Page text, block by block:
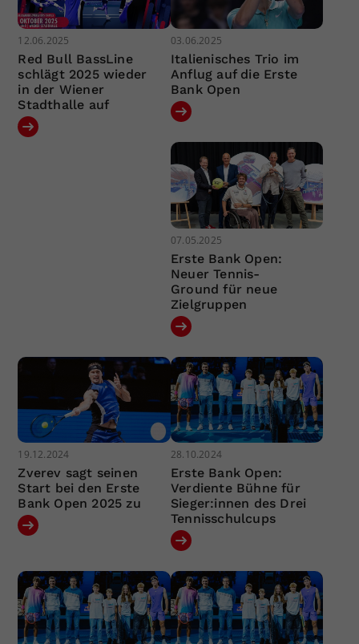
12.06.2025
Red Bull BassLine
schlägt 2025 wieder
in der Wiener
Stadthalle auf
03.06.2025
Italienisches Trio im
Anflug auf die Erste
Bank Open
07.05.2025
Erste Bank Open:
Neuer Tennis-
Ground für neue
Zielgruppen
19.12.2024
Zverev sagt seinen
Start bei den Erste
Bank Open 2025 zu
28.10.2024
Erste Bank Open:
Verdiente Bühne für
Sieger:innen des Drei
Tennisschulcups